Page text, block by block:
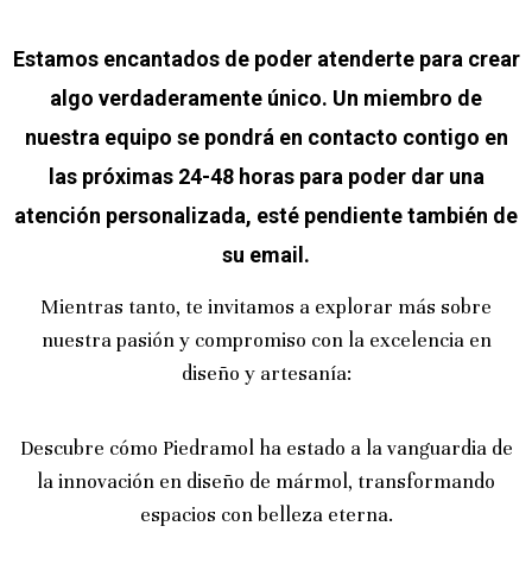
Estamos encantados de poder atenderte para crear
algo verdaderamente único. Un miembro de
nuestra equipo se pondrá en contacto contigo en
las próximas 24-48 horas para poder dar una
atención personalizada, esté pendiente también de
su email.
Mientras tanto, te invitamos a explorar más sobre
nuestra pasión y compromiso con la excelencia en
diseño y artesanía:
Descubre cómo Piedramol ha estado a la vanguardia de
la innovación en diseño de mármol, transformando
espacios con belleza eterna.